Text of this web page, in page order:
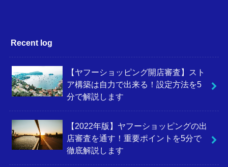
Recent log
【ヤフーショッピング開店審査】スト
ア構築は自力で出来る！設定方法を5
分で解説します
【2022年版】ヤフーショッピングの出
店審査を通す！重要ポイントを5分で
徹底解説します